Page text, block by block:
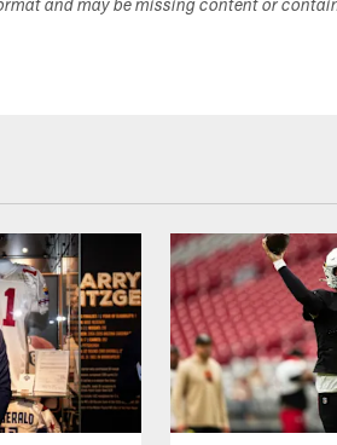
and may be missing content or